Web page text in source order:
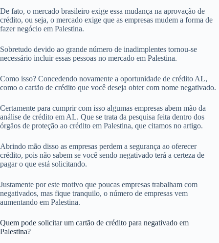
De fato, o mercado brasileiro exige essa mudança na aprovação de
crédito, ou seja, o mercado exige que as empresas mudem a forma de
fazer negócio em Palestina.
Sobretudo devido ao grande número de inadimplentes tornou-se
necessário incluir essas pessoas no mercado em Palestina.
Como isso? Concedendo novamente a oportunidade de crédito AL,
como o cartão de crédito que você deseja obter com nome negativado.
Certamente para cumprir com isso algumas empresas abem mão da
análise de crédito em AL. Que se trata da pesquisa feita dentro dos
órgãos de proteção ao crédito em Palestina, que citamos no artigo.
Abrindo mão disso as empresas perdem a segurança ao oferecer
crédito, pois não sabem se você sendo negativado terá a certeza de
pagar o que está solicitando.
Justamente por este motivo que poucas empresas trabalham com
negativados, mas fique tranquilo, o número de empresas vem
aumentando em Palestina.
Quem pode solicitar um cartão de crédito para negativado em
Palestina?